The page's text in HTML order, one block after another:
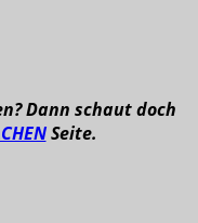
Dann schaut doch
Seite.